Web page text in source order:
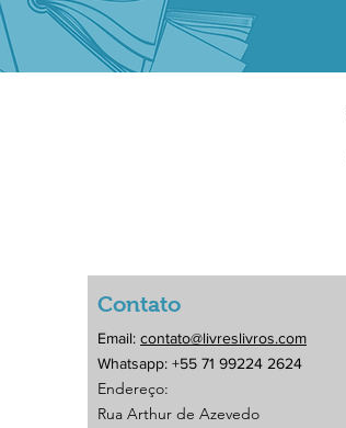
Contato
Email: contato@livreslivros.com
Whatsapp: +55 71 99224 2624
Endereço:
Rua Arthur de Azevedo